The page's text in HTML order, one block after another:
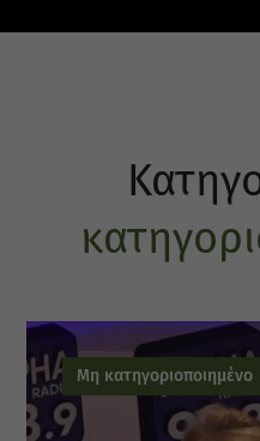
Μη κατηγοριοποιημένο